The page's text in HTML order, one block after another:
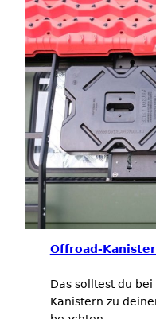
Offroad-
Das solltest du
Kanistern zu